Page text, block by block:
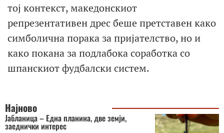
тој контекст, македонскиот
репрезентативен дрес беше претставен како
симболична порака за пријателство, но и
како покана за подлабока соработка со
шпанскиот фудбалски систем.
Најново
Јабланица – Една планина, две земји,
заеднички интерес